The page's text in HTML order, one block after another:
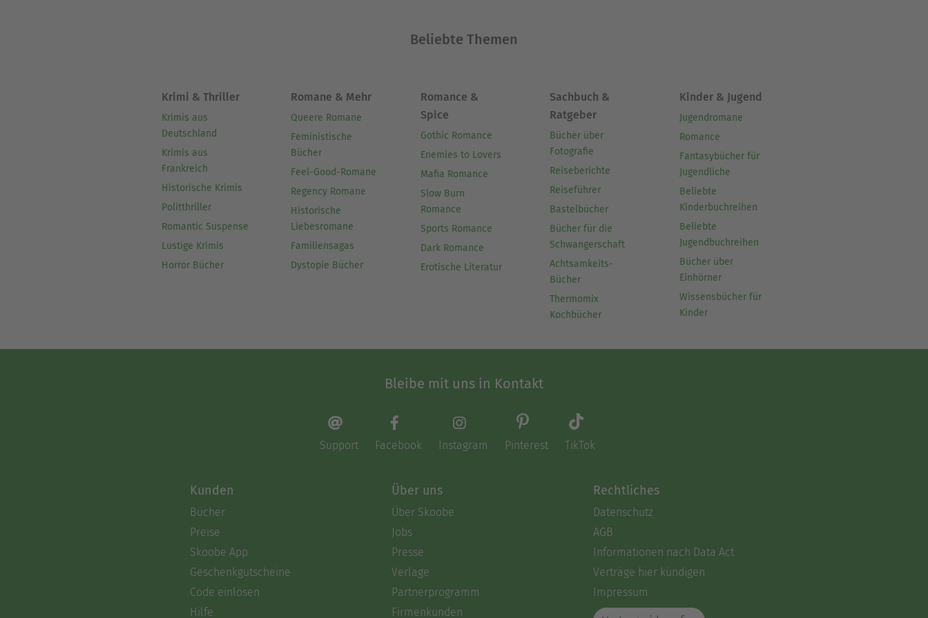
Seit seiner ATLAN-Mitarbeit war Kasper aus dem Perry Rhodan-Umfeld nicht mehr wegzudenken. So
Begeisterung bei den Autorenkollegen wie bei den Lesern war groß - danach rückte Hartmut Kasper mit
dem Roman "Die schwarze Zeit" (Band 2391) ins Perry Rhodan-Team vor.
Ausblenden
Beliebte Themen
Krimi & Thriller
Krimis aus
Deutschland
Krimis aus
Frankreich
Historische Krimis
Politthriller
Romantic Suspense
Lustige Krimis
Horror Bücher
Romane & Mehr
Queere Romane
Feministische
Bücher
Feel-Good-Romane
Regency Romane
Historische
Liebesromane
Familiensagas
Dystopie Bücher
Romance &
Spice
Gothic Romance
Enemies to Lovers
Mafia Romance
Slow Burn
Romance
Sports Romance
Dark Romance
Erotische Literatur
Sachbuch &
Ratgeber
Bücher über
Fotografie
Reiseberichte
Reiseführer
Bastelbücher
Bücher für die
Schwangerschaft
Achtsamkeits-
Bücher
Thermomix
Kochbücher
Kinder & Jugend
Jugendromane
Romance
Fantasybücher für
Jugendliche
Beliebte
Kinderbuchreihen
Beliebte
Jugendbuchreihen
Bücher über
Einhörner
Wissensbücher für
Kinder
Bleibe mit uns in Kontakt
Support Facebook Instagram Pinterest TikTok
Kunden
Bücher
Preise
Skoobe App
Geschenkgutscheine
Code einlösen
Hilfe
Über uns
Über Skoobe
Jobs
Presse
Verlage
Partnerprogramm
Firmenkunden
Rechtliches
Datenschutz
AGB
Informationen nach Data Act
Verträge hier kündigen
Impressum